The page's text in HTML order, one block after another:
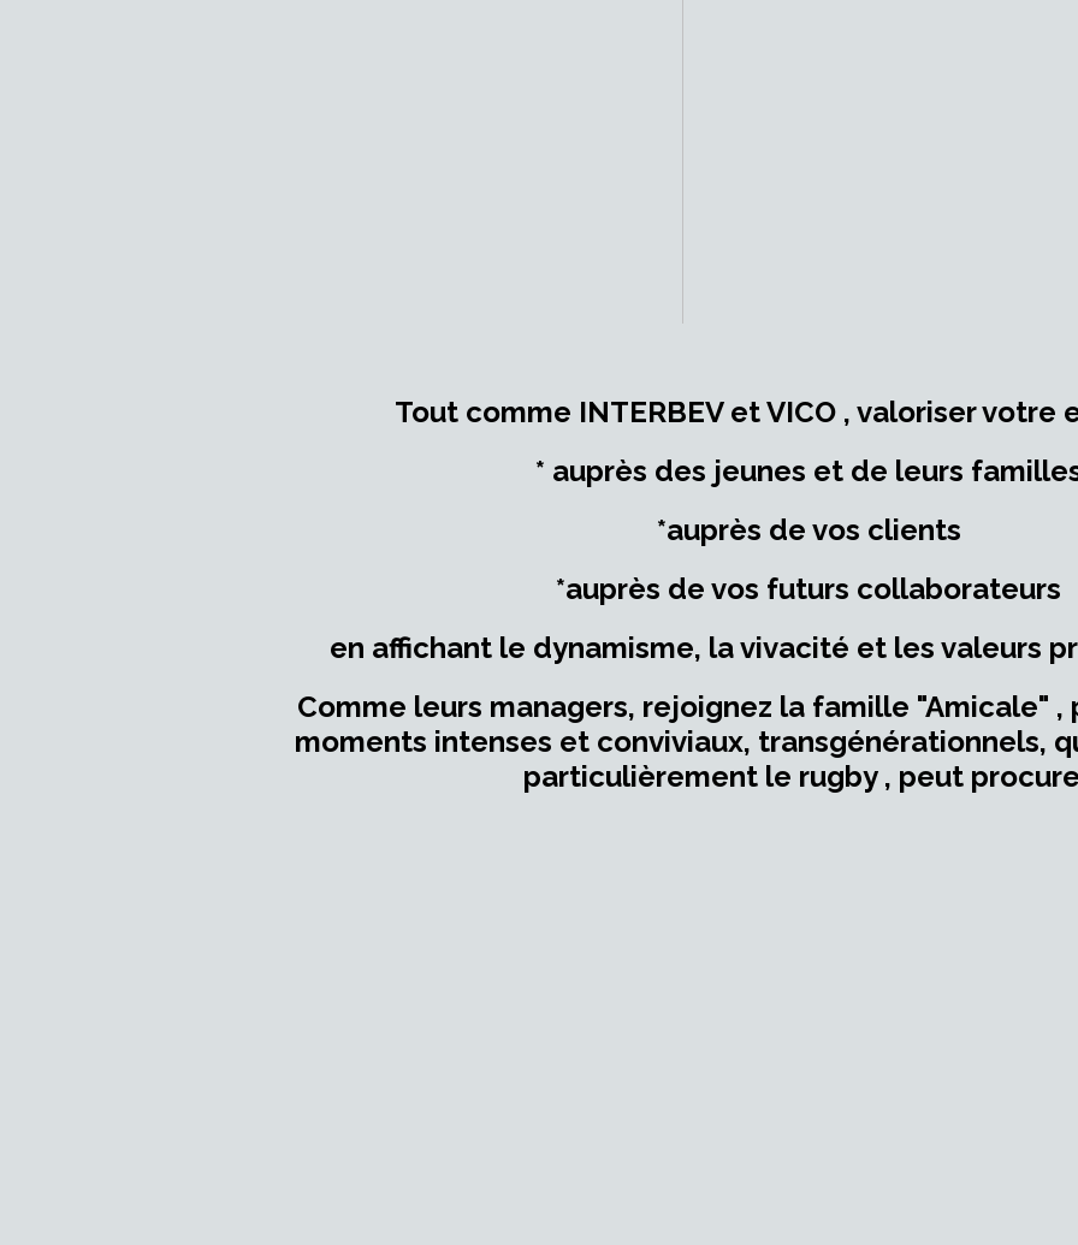
Tout comme INTERBEV et VICO , valoriser votre
* auprès des jeunes et de leurs
*auprès de vos clients
*auprès de vos futurs collaborateurs
en affichant le dynamisme, la vivacité et les valeurs
Comme leurs managers, rejoignez la famille "Amicale" ,
moments intenses et conviviaux, transgénérationnels,
particulièrement le rugby , peut